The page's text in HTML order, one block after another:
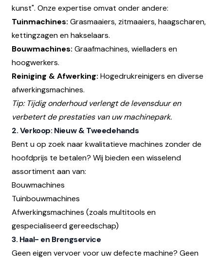
kunst". Onze expertise omvat onder andere:
Tuinmachines: Grasmaaiers, zitmaaiers, haagscharen,
kettingzagen en hakselaars.
Bouwmachines: Graafmachines, wielladers en
hoogwerkers.
Reiniging & Afwerking: Hogedrukreinigers en diverse
afwerkingsmachines.
Tip: Tijdig onderhoud verlengt de levensduur en
verbetert de prestaties van uw machinepark.
2. Verkoop: Nieuw & Tweedehands
Bent u op zoek naar kwalitatieve machines zonder de
hoofdprijs te betalen? Wij bieden een wisselend
assortiment aan van:
Bouwmachines
Tuinbouwmachines
Afwerkingsmachines (zoals multitools en
gespecialiseerd gereedschap)
3. Haal- en Brengservice
Geen eigen vervoer voor uw defecte machine? Geen